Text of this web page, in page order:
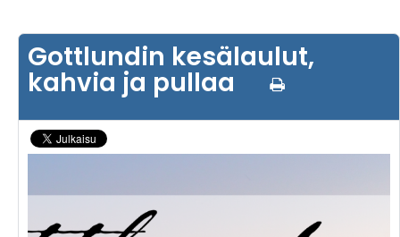
Gottlundin kesälaulut,
kahvia ja pullaa